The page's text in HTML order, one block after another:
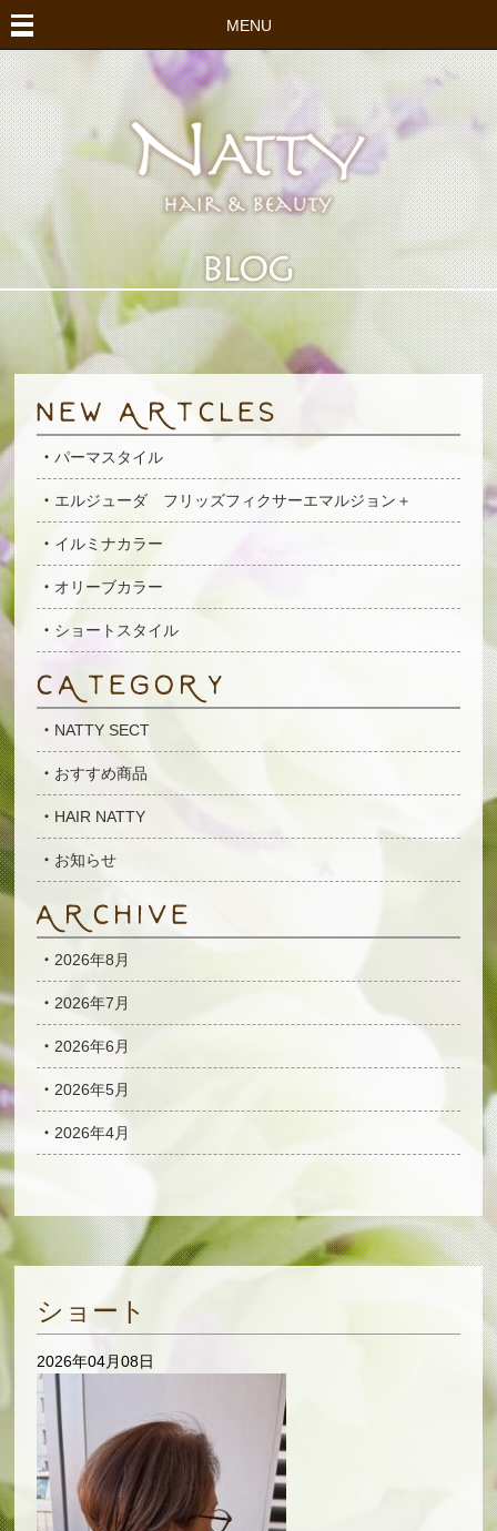
MENU
パーマスタイル
エルジューダ フリッズフィクサーエマルジョン＋
イルミナカラー
オリーブカラー
ショートスタイル
NATTY SECT
おすすめ商品
HAIR NATTY
お知らせ
2026年8月
2026年7月
2026年6月
2026年5月
2026年4月
ショート
2026年04月08日